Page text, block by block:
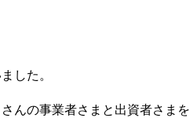
した。
んの事業者さまと出資者さまを